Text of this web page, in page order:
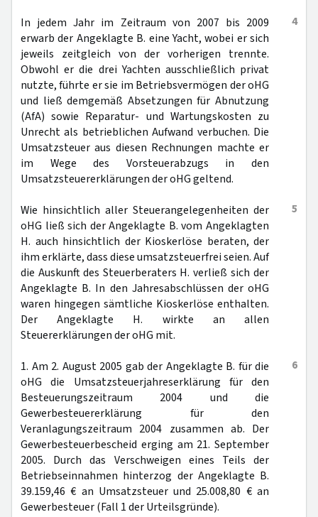
4
In jedem Jahr im Zeitraum von 2007 bis 2009
erwarb der Angeklagte B. eine Yacht, wobei er sich
jeweils zeitgleich von der vorherigen trennte.
Obwohl er die drei Yachten ausschließlich privat
nutzte, führte er sie im Betriebsvermögen der oHG
und ließ demgemäß Absetzungen für Abnutzung
(AfA) sowie Reparatur- und Wartungskosten zu
Unrecht als betrieblichen Aufwand verbuchen. Die
Umsatzsteuer aus diesen Rechnungen machte er
im Wege des Vorsteuerabzugs in den
Umsatzsteuererklärungen der oHG geltend.
5
Wie hinsichtlich aller Steuerangelegenheiten der
oHG ließ sich der Angeklagte B. vom Angeklagten
H. auch hinsichtlich der Kioskerlöse beraten, der
ihm erklärte, dass diese umsatzsteuerfrei seien. Auf
die Auskunft des Steuerberaters H. verließ sich der
Angeklagte B. In den Jahresabschlüssen der oHG
waren hingegen sämtliche Kioskerlöse enthalten.
Der Angeklagte H. wirkte an allen
Steuererklärungen der oHG mit.
6
1. Am 2. August 2005 gab der Angeklagte B. für die
oHG die Umsatzsteuerjahreserklärung für den
Besteuerungszeitraum 2004 und die
Gewerbesteuererklärung für den
Veranlagungszeitraum 2004 zusammen ab. Der
Gewerbesteuerbescheid erging am 21. September
2005. Durch das Verschweigen eines Teils der
Betriebseinnahmen hinterzog der Angeklagte B.
39.159,46 € an Umsatzsteuer und 25.008,80 € an
Gewerbesteuer (Fall 1 der Urteilsgründe).